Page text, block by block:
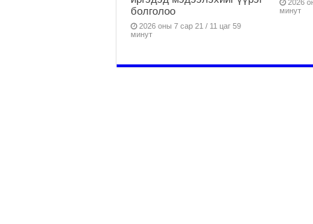
болголоо
2026 оны 7 сар 21 / 11 цаг 59
минут
2026
минут